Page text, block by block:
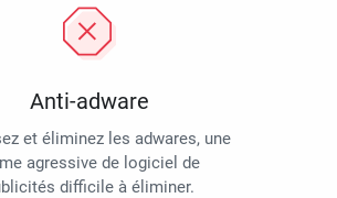
Anti-adware
et éliminez les adwares, une
agressive de logiciel de
difficile à éliminer.